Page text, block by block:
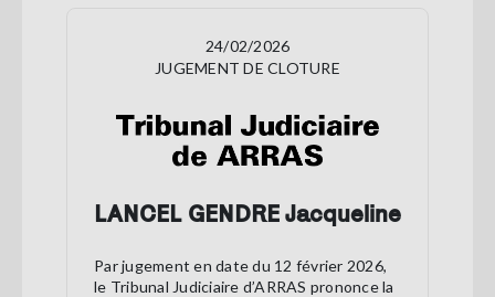
24/02/2026
JUGEMENT DE CLOTURE
LANCEL GENDRE Jacqueline
Par jugement en date du 12 février 2026,
le Tribunal Judiciaire d’ARRAS prononce la